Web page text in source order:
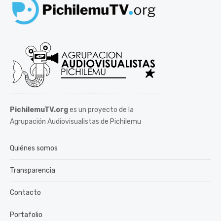
PichilemuTV.orges un proyecto de la
Agrupación Audiovisualistas de Pichilemu
Quiénes somos
Transparencia
Contacto
Portafolio